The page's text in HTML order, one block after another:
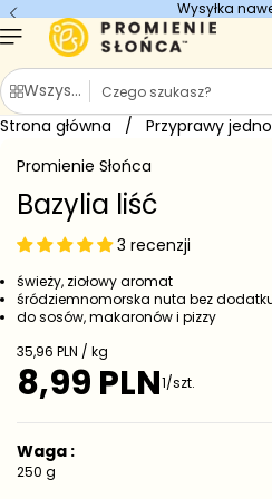
treści
Wysyłka
Wszystkie kategorie
S
z
u
a
j
Strona główna / Przyprawy
Przejdź do
o
Promienie Słońca
Bazylia liść
3 recenzji
świeży, ziołowy aromat
śródziemnomorska nuta bez
do sosów, makaronów i pizzy
C
e
n
j
d
n
35,96 PLN / kg
C
n
a
r
8,99 PLN1/szt.
Waga :
250 g